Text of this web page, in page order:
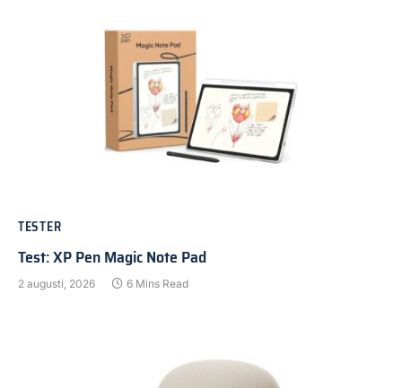
TESTER
Test: XP Pen Magic Note Pad
2 augusti, 2026 6 Mins Read